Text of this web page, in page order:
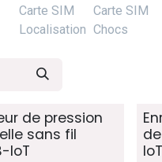
Carte SIM
Localisation
Carte SIM
Chocs
de pression
sans fil
IoT